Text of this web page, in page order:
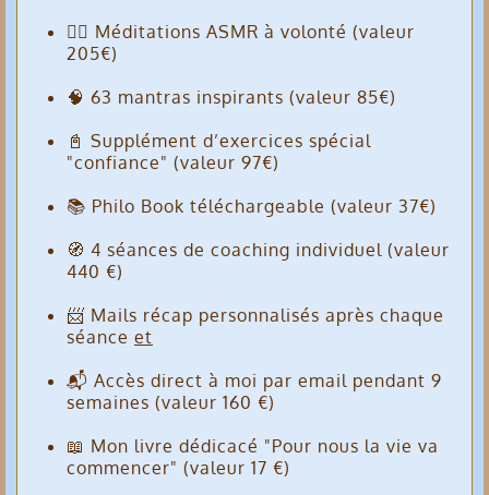
🧘‍♀️ Méditations ASMR à volonté (valeur
205€)
🧠 63 mantras inspirants (valeur 85€)
📓 Supplément d’exercices spécial
"confiance" (valeur 97€)
📚 Philo Book téléchargeable (valeur 37€)
🧭 4 séances de coaching individuel (valeur
440 €)
📨 Mails récap personnalisés après chaque
séance et
📬 Accès direct à moi par email pendant 9
semaines (valeur 160 €)
📖 Mon livre dédicacé "Pour nous la vie va
commencer" (valeur 17 €)